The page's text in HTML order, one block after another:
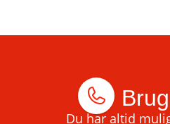
Du har altid